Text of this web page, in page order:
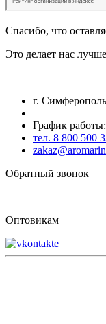
Спасибо, что
Это делает нас лучше
г.
График
тел. 8 800 500
Обратный звонок
Оптовикам